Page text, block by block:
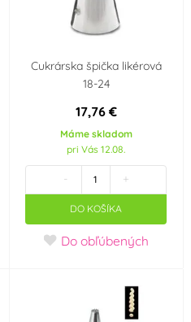
Cukrárska špička likérová
18-24
17,76 €
Máme skladom
pri Vás 12.08.
- +
DO KOŠÍKA
Do obľúbených